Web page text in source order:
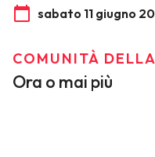
sabato 11 giugno
COMUNITÀ
Ora o mai più